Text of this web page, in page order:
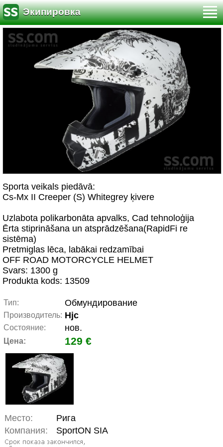
Экипировка
Sporta veikals piedāvā:
Cs-Mx II Creeper (S) Whitegrey ķivere
Uzlabota polikarbonāta apvalks, Cad tehnoloģija
Ērta stiprināšana un atsprādzēšana(RapidFi re
sistēma)
Pretmiglas lēca, labākai redzamībai
OFF ROAD MOTORCYCLE HELMET
Svars: 1300 g
Produkta kods: 13509
Тип: Обмундирование
Производитель: Hjc
Состояние: нов.
Цена: 129 €
Место:
Рига
Компания:
SportON SIA